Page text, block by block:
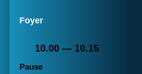
Foyer
10.00 — 10.15
Pause